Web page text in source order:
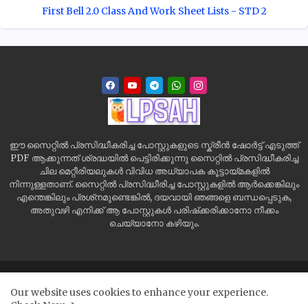
First Bell 2.0 Class And Work Sheet Lists - STD 2
ഈ സൈറ്റിൽ പ്രസിദ്ധീകരിച്ച പോസ്റ്റുകളുടെ സ്ക്രീൻ ഷോർട്ട് എടുത്ത്
PDF ആക്കുന്നത് ശ്രദ്ധയിൽ പെട്ടിരിക്കുന്നു സൈറ്റിൽ പ്രസിദ്ധീകരിച്ച
ചില മെറ്റീരിയലുകൾ വിവിധ അധ്യാപക കൂട്ടായ്മകളിൽ
നിന്നുള്ളതാണ്. സൈറ്റിൽ പ്രസിദ്ധീരിച്ച പോസ്റ്റുകളിൽ ആർക്കെങ്കിലും
എന്തെങ്കിലും പ്രശ്‌നമുണ്ടെങ്കിൽ, ദയവായി ഞങ്ങളെ ബന്ധപ്പെടുക,
അതുവഴി എനിക്ക് ആ പോസ്റ്റുകൾ പരിഷ്‌ക്കരിക്കാനോ നീക്കം
ചെയ്യാനോ കഴിയും.
Disclaimer
Our website uses cookies to enhance your experience.